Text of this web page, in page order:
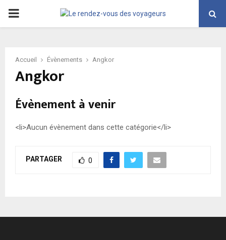
PRIMARY
Accueil Évènements Angkor
Angkor
Évènement à venir
<li>Aucun évènement dans cette catégorie</li>
PARTAGER 0